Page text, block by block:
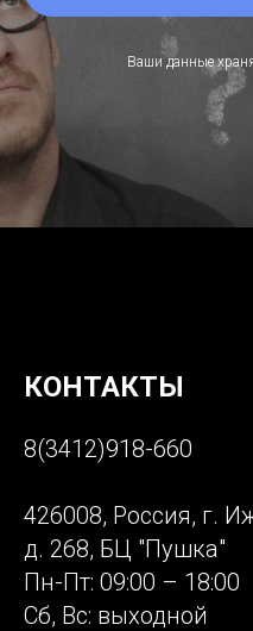
Ваши данные
КОНТАКТЫ
8(3412)918-660
426008, Россия, г.
д. 268, БЦ "Пушка"
Пн-Пт: 09:00 – 18:00
Сб, Вс: выходной